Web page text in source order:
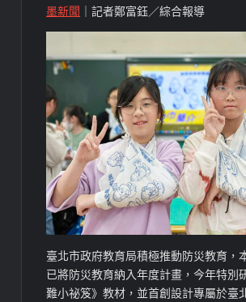
墨新聞 ｜記者鄭富鈺／綜合報導
臺北市政府教育局積極推動防災教育，
已將防災教育納入年度計畫，今年特別
難小祕笈》教材，並首創設計專屬於臺